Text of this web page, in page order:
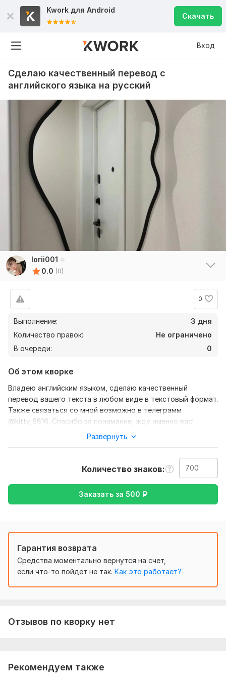
Kwork для Android
Скачать
Вход
Сделаю качественный перевод с
английского языка на русский
lorii001
0.0 (0)
0
Выполнение:
3 дня
Количество правок:
Не ограничено
В очереди:
0
Об этом кворке
Владею английским языком, сделаю качественный
перевод вашего текста в любом виде в текстовый формат.
Также связаться со мной возможно в телеграмм
@kitty_6816. Спасибо за понимание, жду именно вас!
так же уточнение моей работы, перевод с русского на
английский, либо же с английского на русский
Тематика:
с Русского на Английский
Объем услуги в кворке:
Развернуть
Количество знаков
Заказать за 500 ₽
Гарантия возврата
Средства моментально вернутся на счет,
если что-то пойдет не так. Как это работает?
Отзывов по кворку нет
Рекомендуем также